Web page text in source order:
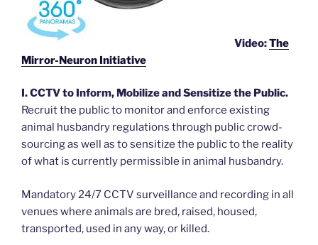
Video:The
Mirror-Neuron Initiative
I. CCTV to Inform, Mobilize and Sensitize the Public.
Recruit the public to monitor and enforce existing
animal husbandry regulations through public crowd-
sourcing as well as to sensitize the public to the reality
of what is currently permissible in animal husbandry.
Mandatory 24/7 CCTV surveillance and recording in all
venues where animals are bred, raised, housed,
transported, used in any way, or killed.